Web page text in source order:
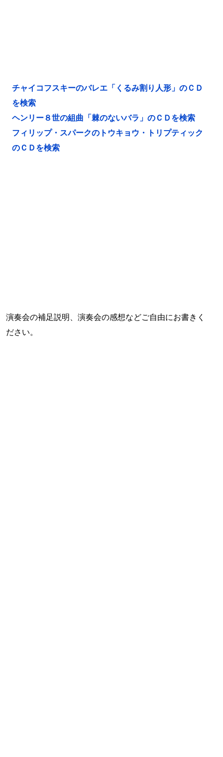
チャイコフスキーのバレエ「くるみ割り人形」のＣＤ
を検索
ヘンリー８世の組曲「棘のないバラ」のＣＤを検索
フィリップ・スパークのトウキョウ・トリプティック
のＣＤを検索
演奏会の補足説明、演奏会の感想などご自由にお書きく
ださい。